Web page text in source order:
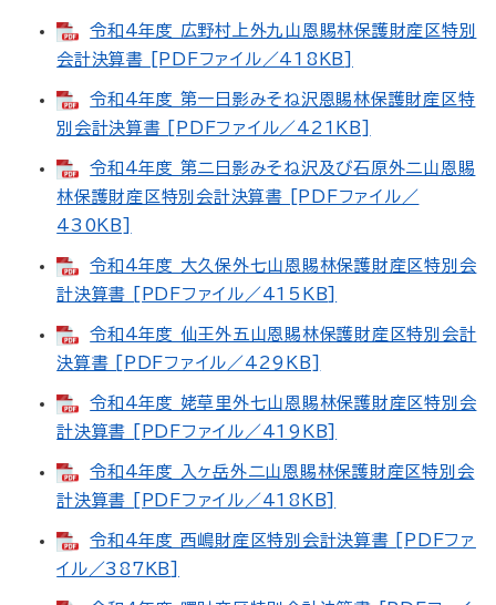
令和4年度 広野村上外九山恩賜林保護財産区特別
会計決算書 [PDFファイル／418KB]
令和4年度 第一日影みそね沢恩賜林保護財産区特
別会計決算書 [PDFファイル／421KB]
令和4年度 第二日影みそね沢及び石原外二山恩賜
林保護財産区特別会計決算書 [PDFファイル／
430KB]
令和4年度 大久保外七山恩賜林保護財産区特別会
計決算書 [PDFファイル／415KB]
令和4年度 仙王外五山恩賜林保護財産区特別会計
決算書 [PDFファイル／429KB]
令和4年度 姥草里外七山恩賜林保護財産区特別会
計決算書 [PDFファイル／419KB]
令和4年度 入ヶ岳外二山恩賜林保護財産区特別会
計決算書 [PDFファイル／418KB]
令和4年度 西嶋財産区特別会計決算書 [PDFファ
イル／387KB]